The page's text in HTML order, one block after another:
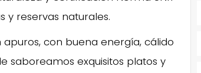
y reservas naturales.
apuros, con buena energía, cálido
saboreamos exquisitos platos y